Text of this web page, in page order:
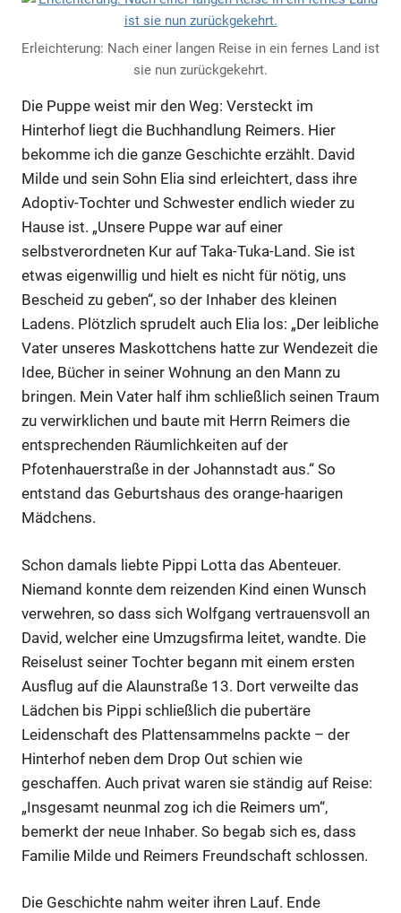
Erleichterung: Nach einer langen Reise in ein fernes Land ist
sie nun zurückgekehrt.
Die Puppe weist mir den Weg: Versteckt im
Hinterhof liegt die Buchhandlung Reimers. Hier
bekomme ich die ganze Geschichte erzählt. David
Milde und sein Sohn Elia sind erleichtert, dass ihre
Adoptiv-Tochter und Schwester endlich wieder zu
Hause ist. „Unsere Puppe war auf einer
selbstverordneten Kur auf Taka-Tuka-Land. Sie ist
etwas eigenwillig und hielt es nicht für nötig, uns
Bescheid zu geben“, so der Inhaber des kleinen
Ladens. Plötzlich sprudelt auch Elia los: „Der leibliche
Vater unseres Maskottchens hatte zur Wendezeit die
Idee, Bücher in seiner Wohnung an den Mann zu
bringen. Mein Vater half ihm schließlich seinen Traum
zu verwirklichen und baute mit Herrn Reimers die
entsprechenden Räumlichkeiten auf der
Pfotenhauerstraße in der Johannstadt aus.“ So
entstand das Geburtshaus des orange-haarigen
Mädchens.
Schon damals liebte Pippi Lotta das Abenteuer.
Niemand konnte dem reizenden Kind einen Wunsch
verwehren, so dass sich Wolfgang vertrauensvoll an
David, welcher eine Umzugsfirma leitet, wandte. Die
Reiselust seiner Tochter begann mit einem ersten
Ausflug auf die Alaunstraße 13. Dort verweilte das
Lädchen bis Pippi schließlich die pubertäre
Leidenschaft des Plattensammelns packte – der
Hinterhof neben dem Drop Out schien wie
geschaffen. Auch privat waren sie ständig auf Reise:
„Insgesamt neunmal zog ich die Reimers um“,
bemerkt der neue Inhaber. So begab sich es, dass
Familie Milde und Reimers Freundschaft schlossen.
Die Geschichte nahm weiter ihren Lauf. Ende